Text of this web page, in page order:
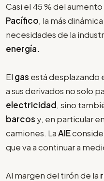
Casi el 45 % del
Pacífico, la más
necesidades de la
energía.
El gas está desplazando
a sus derivados no solo
electricidad, sino
barcos y, en particular en
camiones. LaAIE
que va a continuar a
Al margen del tirón de la